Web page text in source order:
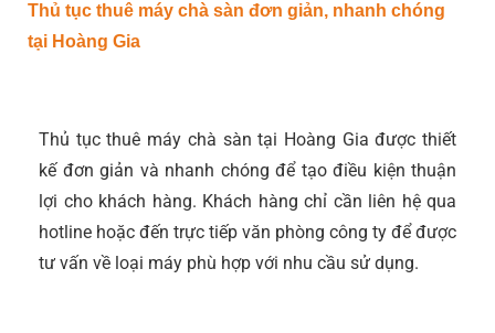
Thủ tục thuê máy chà sàn đơn giản, nhanh chóng
tại Hoàng Gia
Thủ tục thuê máy chà sàn tại Hoàng Gia được thiết
kế đơn giản và nhanh chóng để tạo điều kiện thuận
lợi cho khách hàng. Khách hàng chỉ cần liên hệ qua
hotline hoặc đến trực tiếp văn phòng công ty để được
tư vấn về loại máy phù hợp với nhu cầu sử dụng.